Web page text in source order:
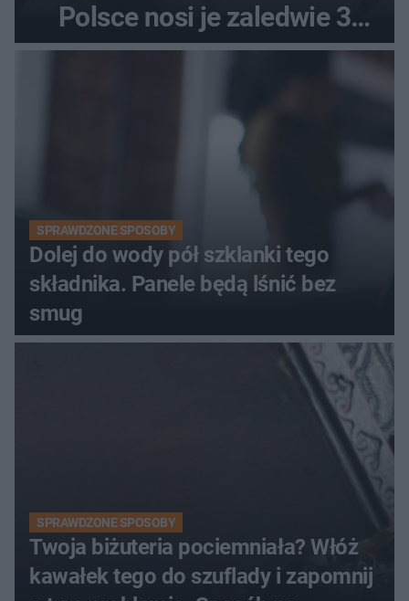
Polsce nosi je zaledwie 3
kobiety
SPRAWDZONE SPOSOBY
Dolej do wody pół szklanki tego
składnika. Panele będą lśnić bez
smug
SPRAWDZONE SPOSOBY
Twoja biżuteria pociemniała? Włóż
kawałek tego do szuflady i zapomnij